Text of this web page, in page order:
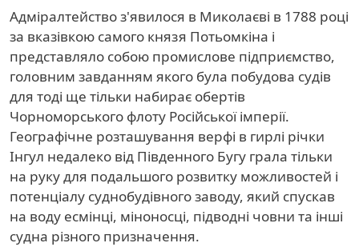
Адміралтейство з'явилося в Миколаєві в 1788 році
за вказівкою самого князя Потьомкіна і
представляло собою промислове підприємство,
головним завданням якого була побудова судів
для тоді ще тільки набирає обертів
Чорноморського флоту Російської імперії.
Географічне розташування верфі в гирлі річки
Інгул недалеко від Південного Бугу грала тільки
на руку для подальшого розвитку можливостей і
потенціалу суднобудівного заводу, який спускав
на воду есмінці, міноносці, підводні човни та інші
судна різного призначення.